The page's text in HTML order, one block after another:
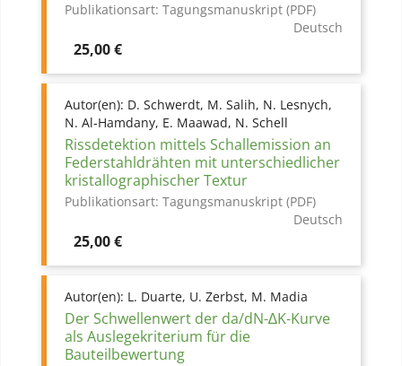
Publikationsart: Tagungsmanuskript (PDF)
Deutsch
Preis
25,00 €
Autor(en): D. Schwerdt, M. Salih, N. Lesnych,
N. Al-Hamdany, E. Maawad, N. Schell
Rissdetektion mittels Schallemission an
Federstahldrähten mit unterschiedlicher
kristallographischer Textur
Publikationsart: Tagungsmanuskript (PDF)
Deutsch
Preis
25,00 €
Autor(en): L. Duarte, U. Zerbst, M. Madia
Der Schwellenwert der da/dN-∆K-Kurve
als Auslegekriterium für die
Bauteilbewertung